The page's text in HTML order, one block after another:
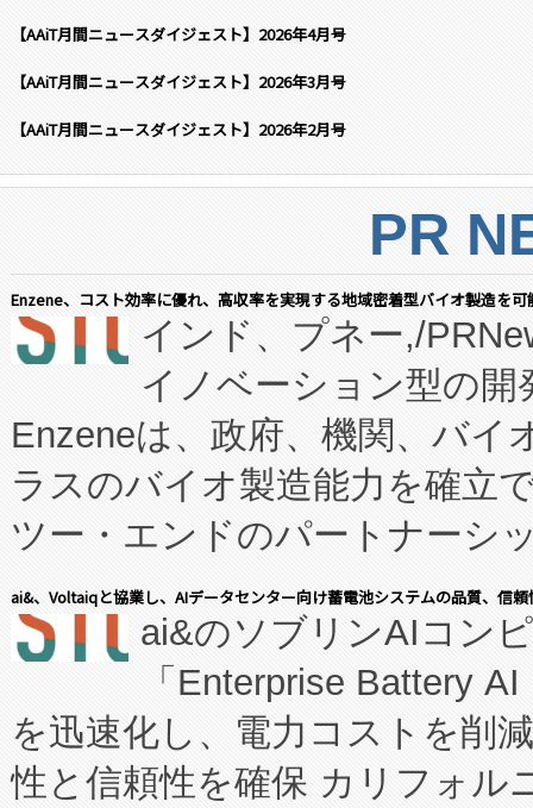
【AAiT月間ニュースダイジェスト】2026年4月号
【AAiT月間ニュースダイジェスト】2026年3月号
【AAiT月間ニュースダイジェスト】2026年2月号
PR
Enzene、コスト効率に優れ、高収率を実現する地域密着型バイオ製造を
インド、プネー,/
イノベーション型の
Enzeneは、政府、機関、バイ
ラスのバイオ製造能力を確立
ツー・エンドのパートナーシ
表しました。 同社の実績ある
manufacturing™ (FCCM™) プ
たNeXは、バイオ医薬品製造
従来のフェッドバッチ施設の
に、患者やサプライチェーン
ai&、Voltaiqと協業し、AIデータセンター向け蓄電池システムの品質、信
ai&のソブリンAIコン
「Enterprise Battery
を迅速化し、電力コストを削
性と信頼性を確保 カリフォル